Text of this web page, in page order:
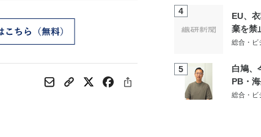
4
EU、
棄を禁
総合・ビ
5
白鳩、
PB・
総合・ビ